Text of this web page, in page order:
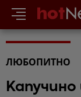
ЛЮБОПИТНО